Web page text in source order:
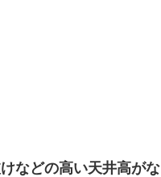
などの高い天井高がな